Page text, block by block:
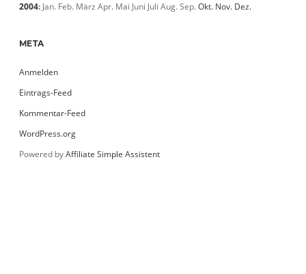
2004: Jan. Feb. März Apr. Mai Juni Juli Aug.Sep.Okt. Nov. Dez.
META
Anmelden
Eintrags-Feed
Kommentar-Feed
WordPress.org
Powered byAffiliate Simple Assistent